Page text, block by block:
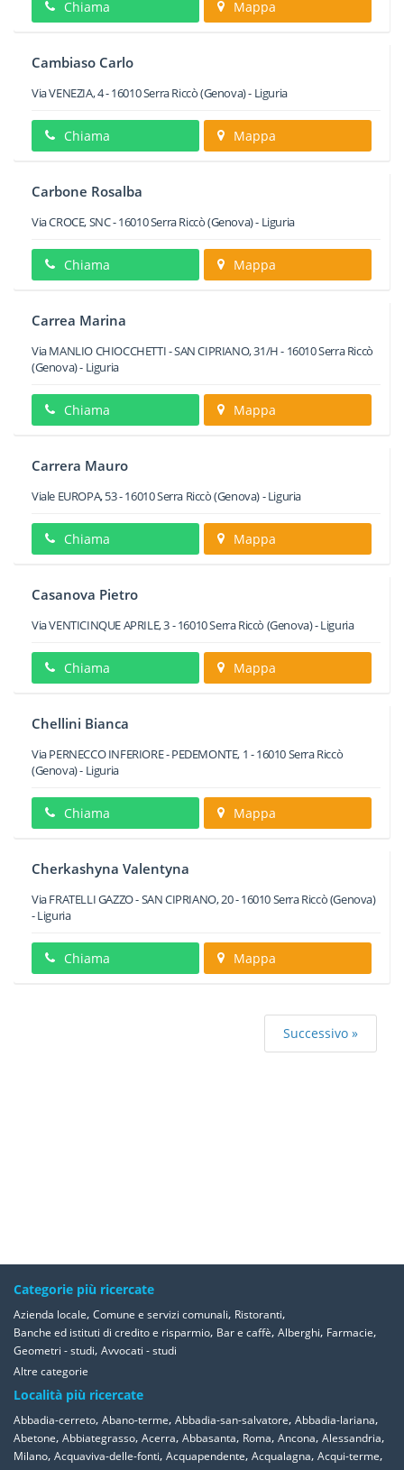
Chiama Mappa
Cambiaso Carlo
Via VENEZIA, 4-16010Serra Riccò(Genova) - Liguria
Chiama Mappa
Carbone Rosalba
Via CROCE, SNC-16010Serra Riccò(Genova) - Liguria
Chiama Mappa
Carrea Marina
Via MANLIO CHIOCCHETTI - SAN CIPRIANO, 31/H- 16010Serra Riccò
(Genova) - Liguria
Chiama Mappa
Carrera Mauro
Viale EUROPA, 53-16010Serra Riccò(Genova) -Liguria
Chiama Mappa
Casanova Pietro
Via VENTICINQUE APRILE, 3-16010Serra Riccò (Genova) -Liguria
Chiama Mappa
Chellini Bianca
Via PERNECCO INFERIORE - PEDEMONTE, 1 -16010Serra Riccò
(Genova) - Liguria
Chiama Mappa
Cherkashyna Valentyna
Via FRATELLI GAZZO - SAN CIPRIANO, 20-16010Serra Riccò(Genova)
-Liguria
Chiama Mappa
Successivo »
Categorie più ricercate
Azienda locale, Comune e servizi comunali, Ristoranti,
Banche ed istituti di credito e risparmio, Bar e caffè, Alberghi, Farmacie,
Geometri - studi, Avvocati - studi
Altre categorie
Località più ricercate
Abbadia-cerreto, Abano-terme, Abbadia-san-salvatore, Abbadia-lariana,
Abetone, Abbiategrasso, Acerra, Abbasanta, Roma, Ancona, Alessandria,
Milano, Acquaviva-delle-fonti, Acquapendente, Acqualagna, Acqui-terme,